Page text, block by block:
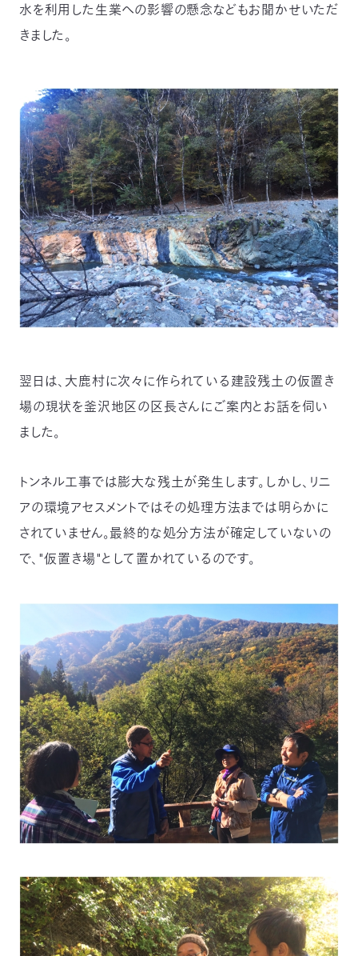
水を利用した生業への影響の懸念などもお聞かせいただ
きました。
翌日は、大鹿村に次々に作られている建設残土の仮置き
場の現状を釜沢地区の区長さんにご案内とお話を伺い
ました。
トンネル工事では膨大な残土が発生します。しかし、リニ
アの環境アセスメントではその処理方法までは明らかに
されていません。最終的な処分方法が確定していないの
で、"仮置き場"として置かれているのです。